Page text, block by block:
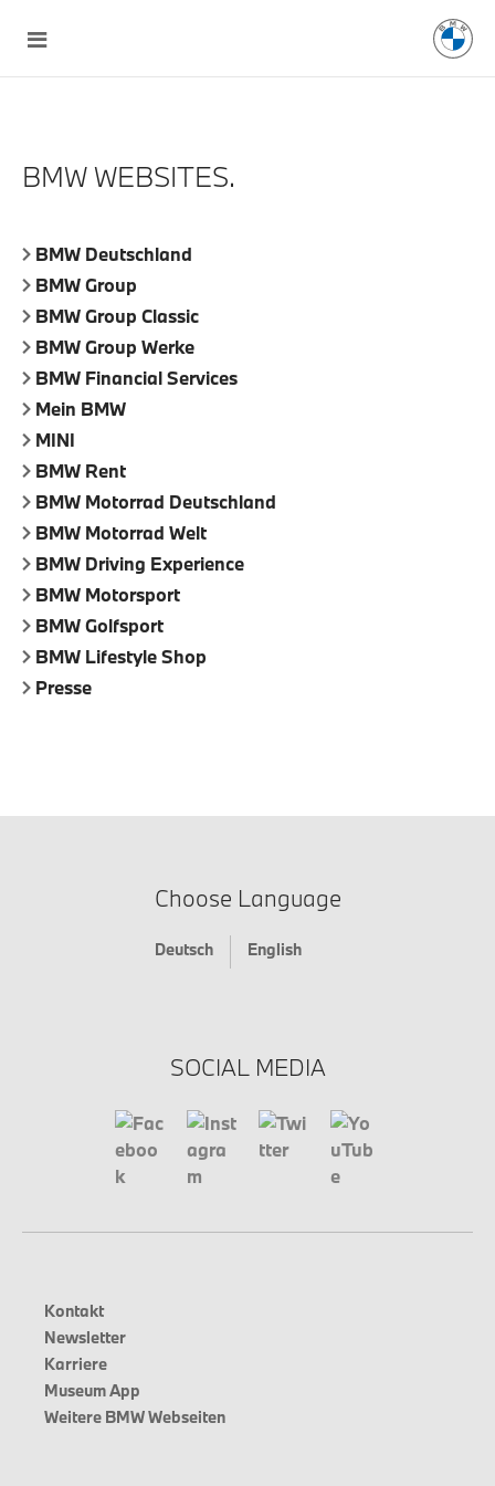
BMW WEBSITES.
BMW Deutschland
BMW Group
BMW Group Classic
BMW Group Werke
BMW Financial Services
Mein BMW
MINI
BMW Rent
BMW Motorrad Deutschland
BMW Motorrad Welt
BMW Driving Experience
BMW Motorsport
BMW Golfsport
BMW Lifestyle Shop
Presse
Choose Language
Deutsch English
SOCIAL MEDIA
Kontakt
Newsletter
Karriere
Museum App
Weitere BMW Webseiten